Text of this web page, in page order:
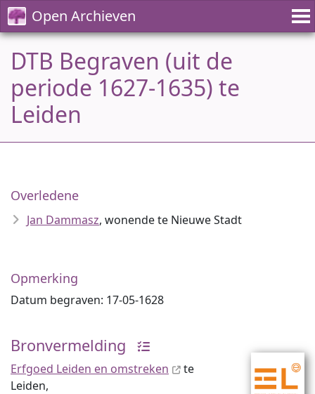
Open Archieven
DTB Begraven (uit de
periode 1627-1635) te
Leiden
Overledene
Jan Dammasz, wonende te Nieuwe Stadt
Opmerking
Datum begraven: 17-05-1628
Bronvermelding
Erfgoed Leiden en omstreken
te
Leiden,